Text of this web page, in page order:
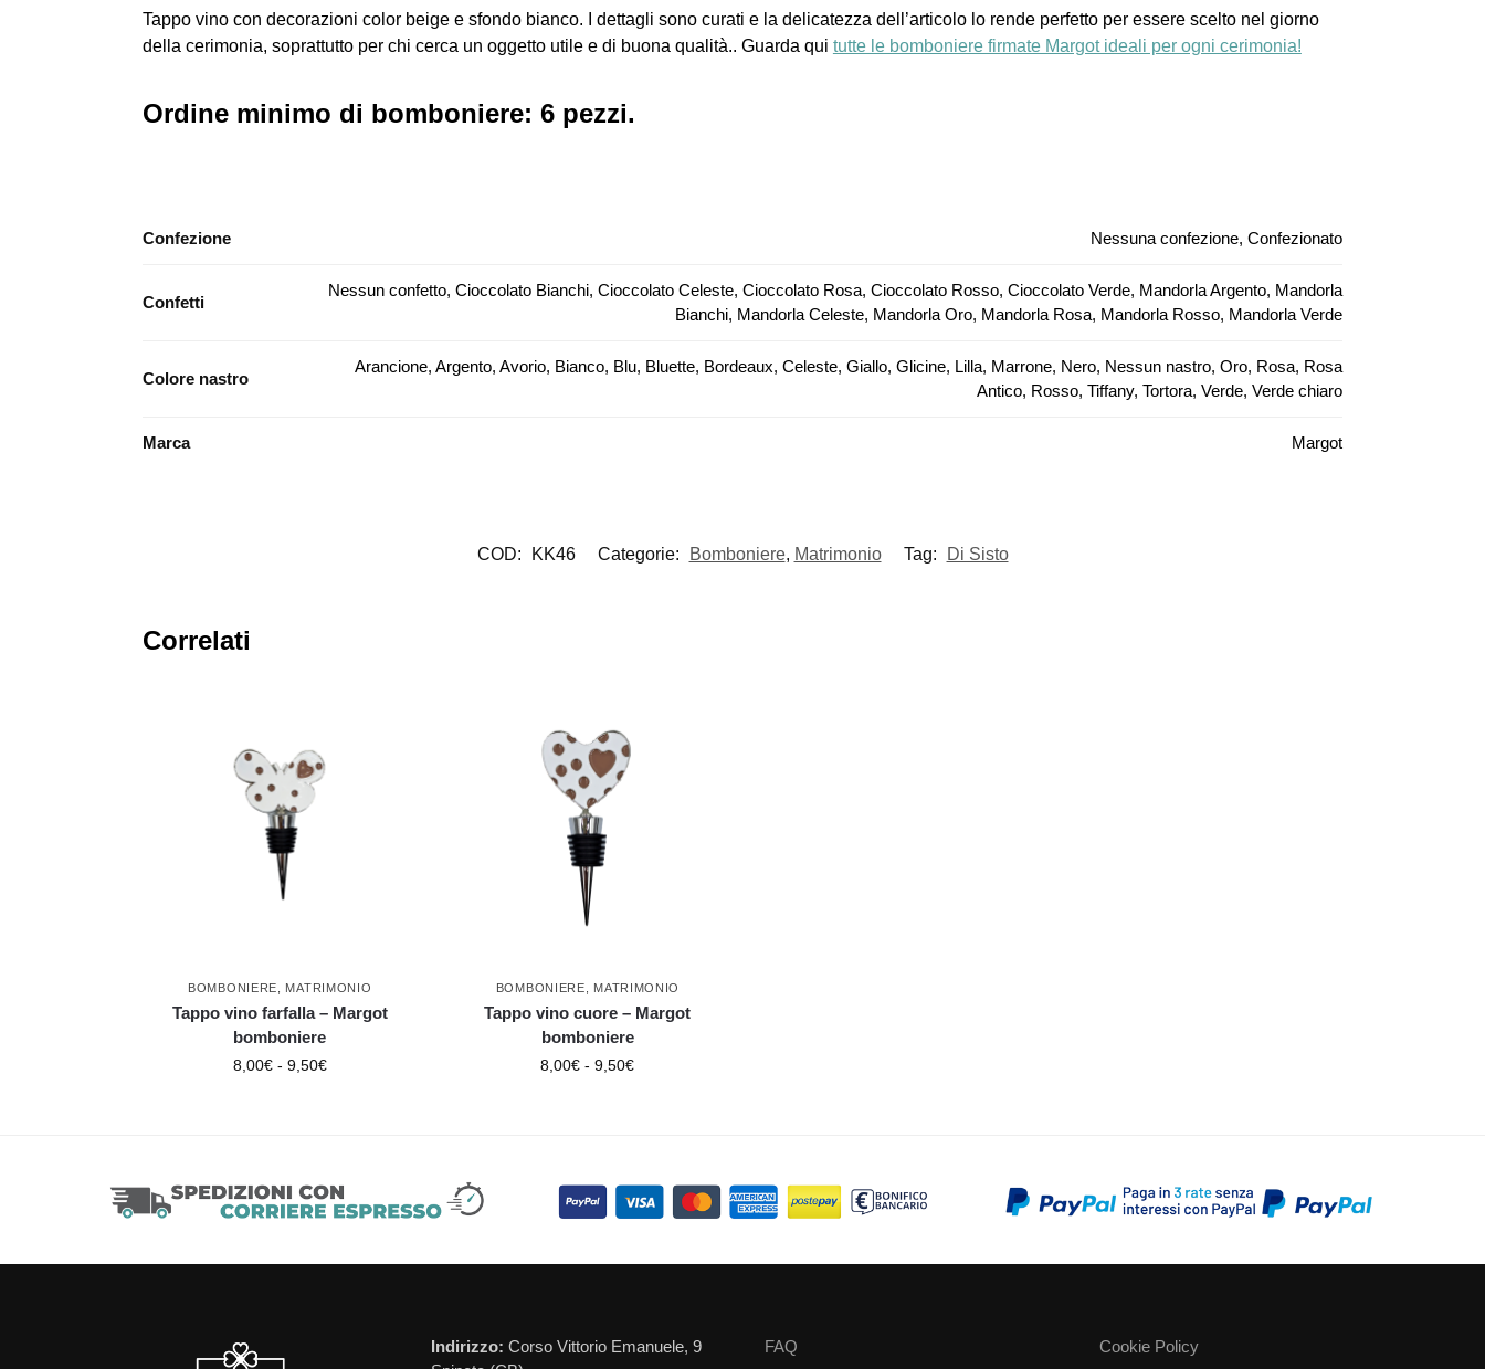
Tappo vino con decorazioni color beige e sfondo bianco. I dettagli sono curati e la delicatezza dell’articolo lo rende perfetto per essere scelto nel giorno
della cerimonia, soprattutto per chi cerca un oggetto utile e di buona qualità.. Guarda qui tutte le bomboniere firmate Margot ideali per ogni cerimonia!
Ordine minimo di bomboniere: 6 pezzi.
Confezione Nessuna confezione, Confezionato
Confetti
Nessun confetto, Cioccolato Bianchi, Cioccolato Celeste, Cioccolato Rosa, Cioccolato Rosso, Cioccolato Verde, Mandorla Argento, Mandorla
Bianchi, Mandorla Celeste, Mandorla Oro, Mandorla Rosa, Mandorla Rosso, Mandorla Verde
Colore nastro
Arancione, Argento, Avorio, Bianco, Blu, Bluette, Bordeaux, Celeste, Giallo, Glicine, Lilla, Marrone, Nero, Nessun nastro, Oro, Rosa, Rosa
Antico, Rosso, Tiffany, Tortora, Verde, Verde chiaro
Marca Margot
COD: KK46 Categorie: Bomboniere, Matrimonio Tag: Di Sisto
Correlati
BOMBONIERE MATRIMONIO
Tappo vino farfalla – Margot
bomboniere
8,00€ - 9,50€
BOMBONIERE MATRIMONIO
Tappo vino cuore – Margot
bomboniere
8,00€ - 9,50€
Indirizzo: Corso Vittorio Emanuele, 9
FAQ
Cookie Policy